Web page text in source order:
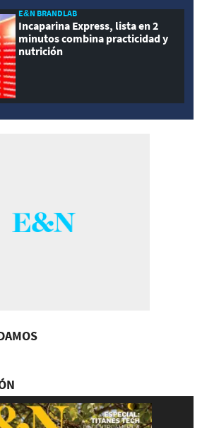
E&N BRANDLAB
Incaparina Express, lista en 2
minutos combina practicidad y
nutrición